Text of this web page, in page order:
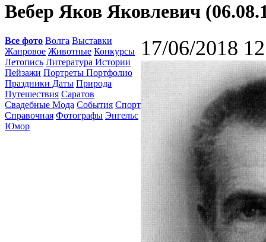
Вебер Яков Яковлевич
Все фото Волга Выставки
Жанровое Животные Конкурсы
Летопись Литература Истории
Пейзажи Портреты Портфолио
Праздники Даты Природа
Путешествия Саратов
Свадебные Мода События Спорт
Справочная Фотографы Энгельс
Юмор
17/06/2018